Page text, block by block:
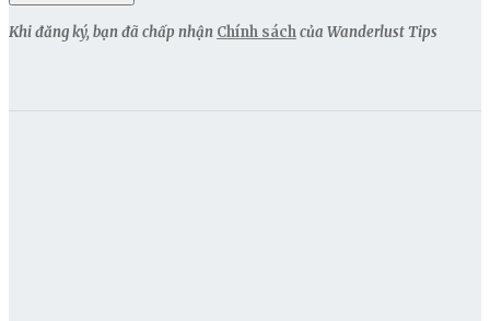
Khi đăng ký, bạn đã chấp nhận Chính sáchcủa Wanderlust Tips